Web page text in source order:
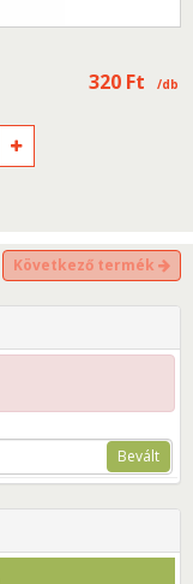
320 Ft /db
Következő termék
Bevált